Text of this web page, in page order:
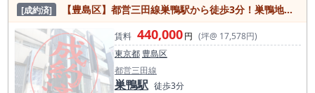
[成約済] 【豊島区】都営三田線巣鴨駅から徒歩3分！巣鴨地蔵通り商店街沿いのビル！カフェの居抜き物件
賃料 440,000円 (坪@ 17,578円)
東京都 豊島区
都営三田線
巣鴨駅 徒歩3分